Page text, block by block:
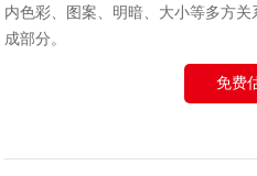
内色彩、图案、明暗、大小等多
成部分。
免费